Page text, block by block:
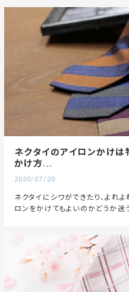
ネクタイのアイロンかけ
かけ方...
2020/07/20
ネクタイにシワができたり、よれ
ロンをかけてもよいのかどうか迷